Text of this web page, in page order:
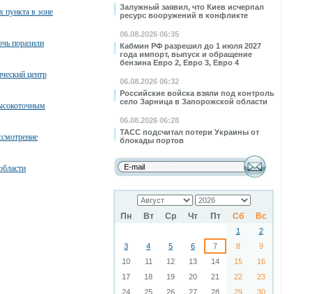
Залужный заявил, что Киев исчерпал
ресурс вооружений в конфликте
06.08.2026 06:35
Кабмин РФ разрешил до 1 июля 2027
года импорт, выпуск и обращение
бензина Евро 2, Евро 3, Евро 4
06.08.2026 06:32
Российские войска взяли под контроль
село Зарница в Запорожской области
06.08.2026 06:28
ТАСС подсчитал потери Украины от
блокады портов
Пн Вт Ср Чт Пт Сб Вс
1
2
3
4 5 6 7 8
9
10
11 12 13 14 15
16
17
18 19 20 21 22
23
24
25 26 27 28 29 30
пункта в зоне
поразили
центр